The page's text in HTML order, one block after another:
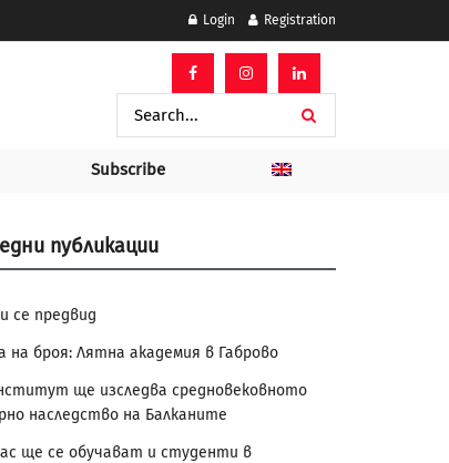
Login Registration
Subscribe
публикации
се предвид
на броя: Лятна академия в Габрово
ще изследва средновековното
наследство на Балканите
ще се обучават и студенти в